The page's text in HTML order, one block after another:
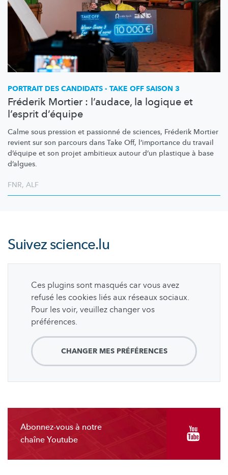
PORTRAIT DES CANDIDATS - TAKE OFF SAISON 3
Fréderik Mortier : l’audace, la logique et
l’esprit d’équipe
Calme sous pression et passionné de sciences, Fréderik Mortier
revient sur son parcours dans Take Off, l’importance du travail
d’équipe et son projet ambitieux autour d’un plastique à base
d’algues.
FNR, ALF
Suivezscience.lu
Ces plugins sont masqués car vous avez
refusé les cookies liés aux réseaux sociaux.
Pour les voir, veuillez changer vos
préférences.
CHANGER MES PRÉFÉRENCES
Abonnez-vous à notre
chaîne Youtube